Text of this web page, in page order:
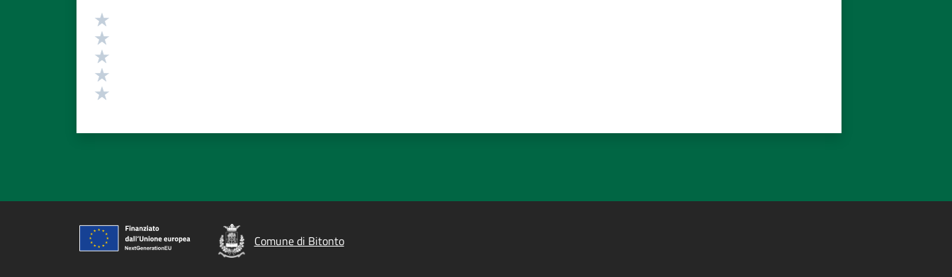
Valutazione
Comune di Bitonto